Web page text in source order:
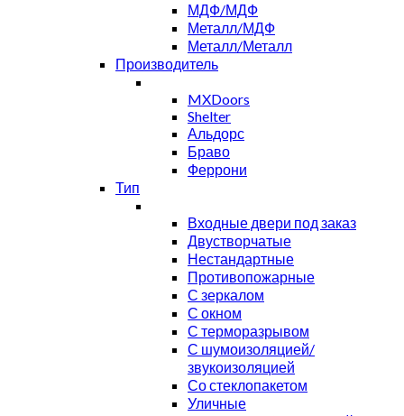
МДФ/МДФ
Металл/МДФ
Металл/Металл
Производитель
MXDoors
Shelter
Альдорс
Браво
Феррони
Тип
Входные двери под заказ
Двустворчатые
Нестандартные
Противопожарные
С зеркалом
С окном
С терморазрывом
С шумоизоляцией/
звукоизоляцией
Со стеклопакетом
Уличные